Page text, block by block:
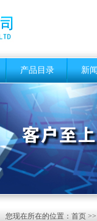
产品目录 新
您现在所在的位置： 首页